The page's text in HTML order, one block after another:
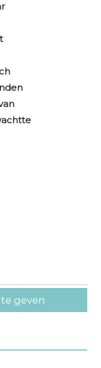
geven